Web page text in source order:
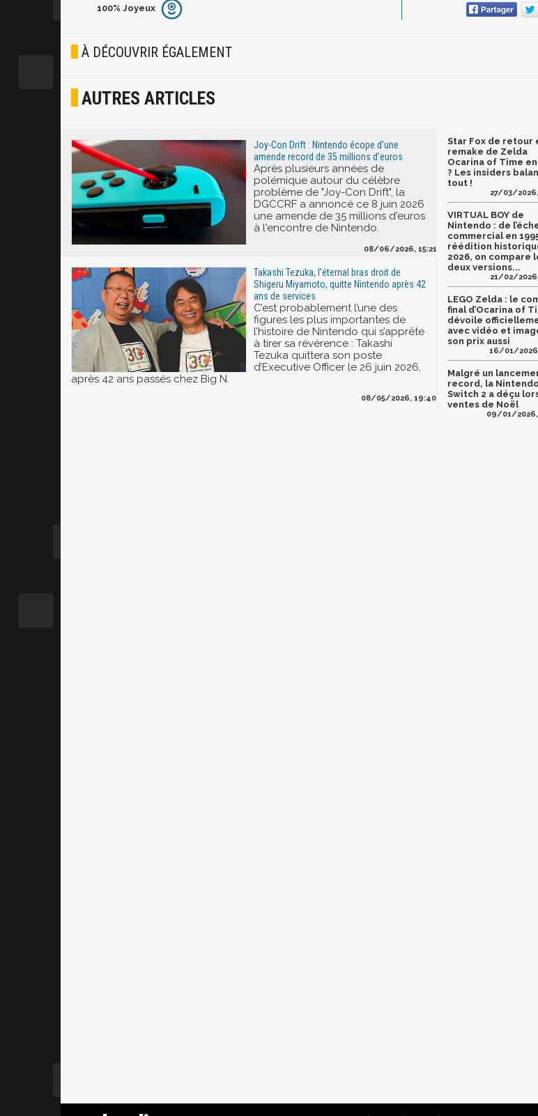
Furieux
Joyeux
100% Joyeux
À DÉCOUVRIR ÉGALEMENT
AUTRES ARTICLES
Joy-Con Drift : Nintendo écope d’une
amende record de 35 millions d’euros
Après plusieurs années de
polémique autour du célèbre
problème de "Joy-Con Drift", la
DGCCRF a annoncé ce 8 juin 2026
une amende de 35 millions d'euros
à l'encontre de Nintendo.
08/06/2026, 15:21
Takashi Tezuka, l'éternal bras droit de
Shigeru Miyamoto, quitte Nintendo après 42
ans de services
C’est probablement l’une des
figures les plus importantes de
l’histoire de Nintendo qui s’apprête
à tirer sa révérence : Takashi
Tezuka quittera son poste
d’Executive Officer le 26 juin 2026,
après 42 ans passés chez Big N.
08/05/2026, 19:40
Star Fox de retour
remake de Zelda
Ocarina of Time en
? Les insiders
tout !
27/03/
VIRTUAL BOY de
Nintendo : de
commercial en
réédition
2026, on compare
deux versions...
21/02/
LEGO Zelda : le
final d’Ocarina of
dévoile
avec vidéo et
son prix aussi
16/01/
Malgré un
record, la Nintendo
Switch 2 a déçu
ventes de Noël
09/01/2026,